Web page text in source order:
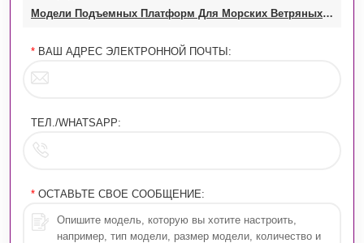
Модели Подъемных Платформ Для Морских Ветряных Турбин
* ВАШ АДРЕС ЭЛЕКТРОННОЙ ПОЧТЫ:
ТЕЛ./WHATSAPP:
* ОСТАВЬТЕ СВОЕ СООБЩЕНИЕ: